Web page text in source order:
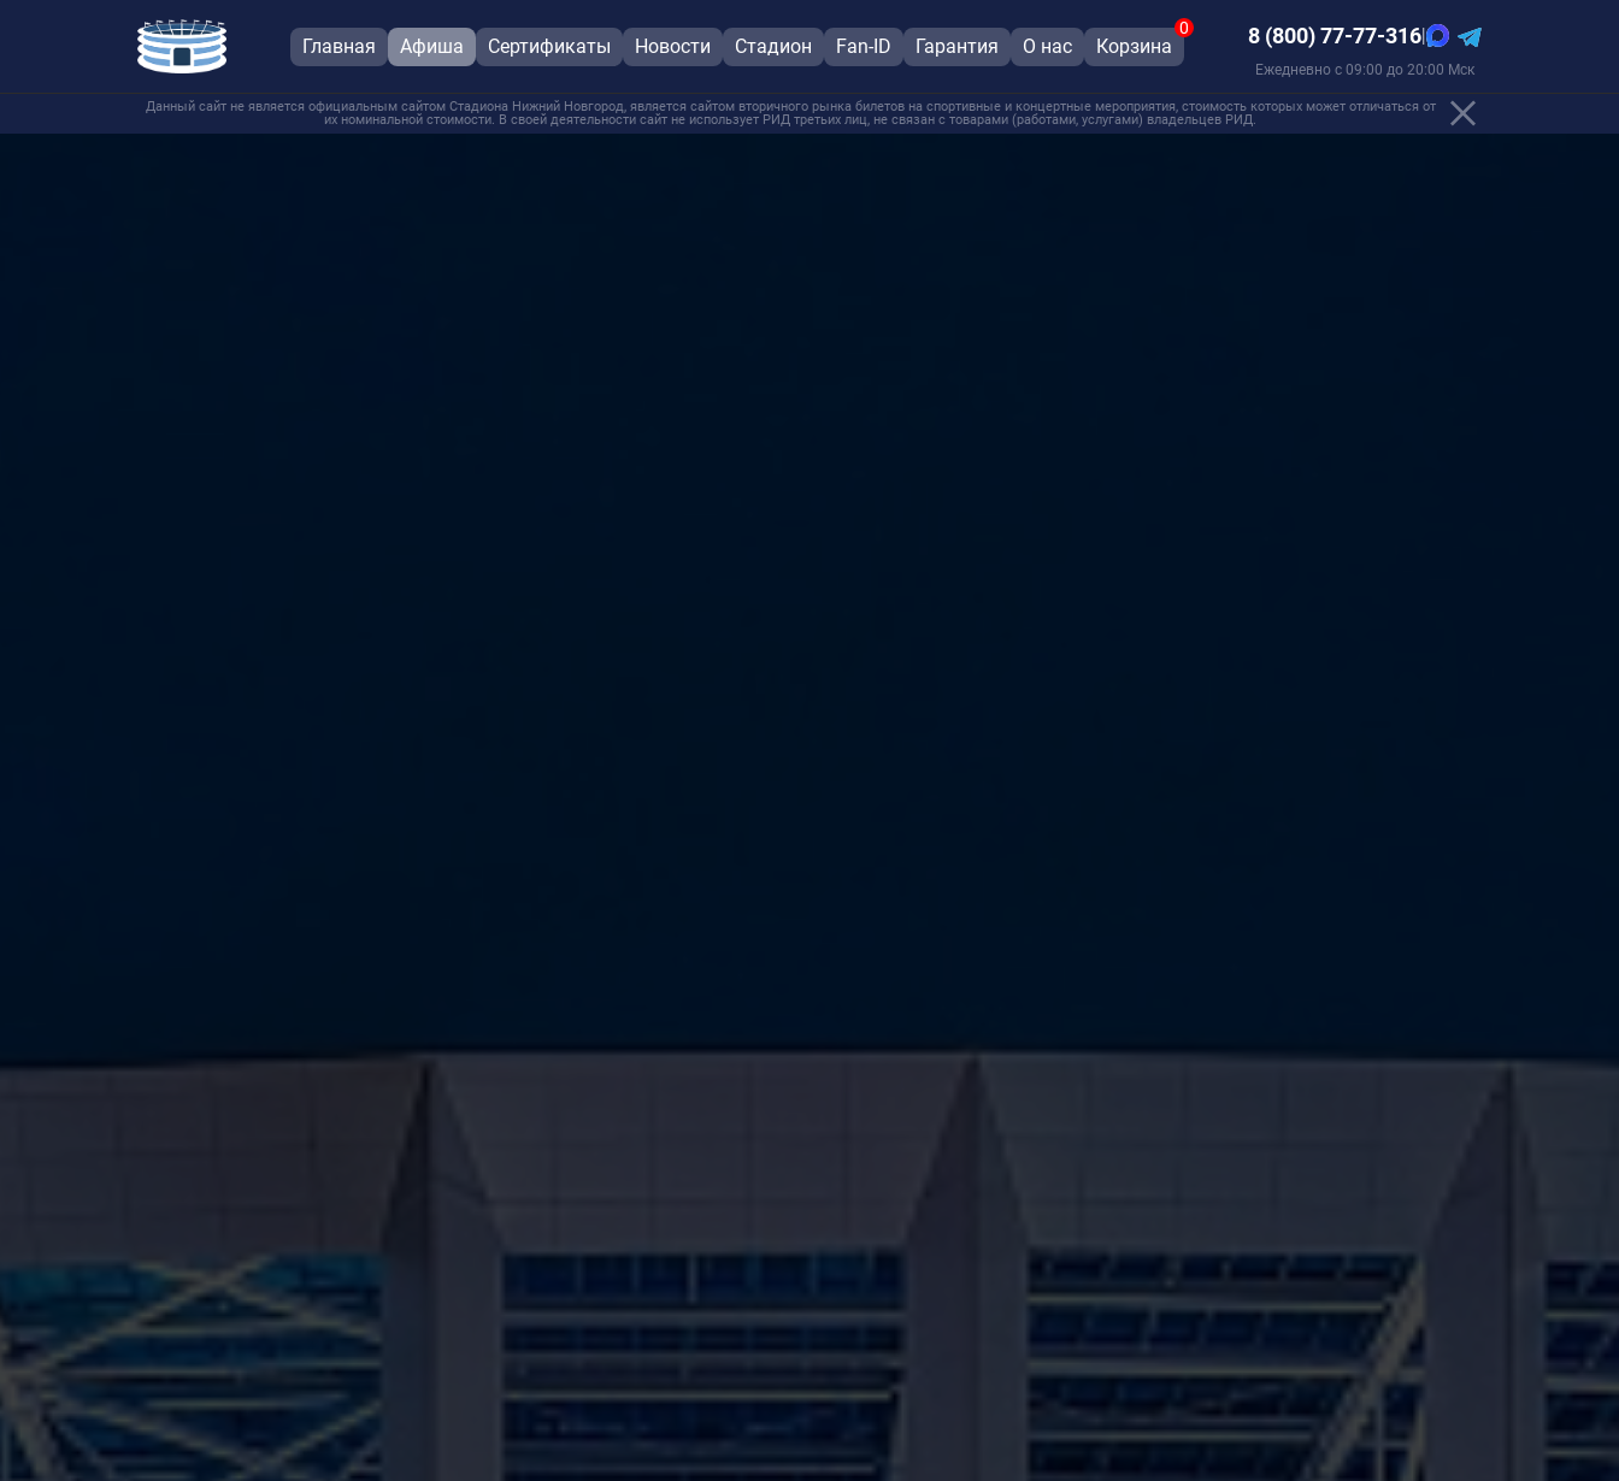
Главная Афиша Сертификаты Новости Стадион Fan-ID Гарантия О нас Корзина
0 8 (800) 77-77-316|
Ежедневно с 09:00 до 20:00 Мск
Данный сайт не является официальным сайтом Стадиона Нижний Новгород, является сайтом вторичного рынка билетов на спортивные и концертные мероприятия, стоимость которых может отличаться от
их номинальной стоимости. В своей деятельности сайт не использует РИД третьих лиц, не связан с товарами (работами, услугами) владельцев РИД.